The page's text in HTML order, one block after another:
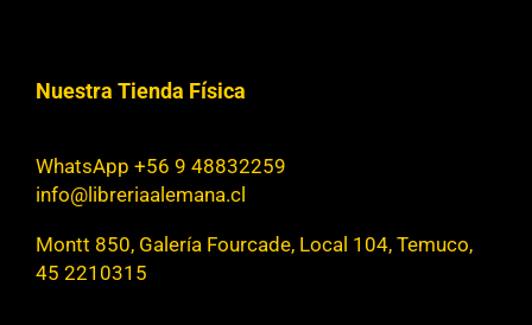
Nuestra Tienda Física
WhatsApp +56 9 48832259
info@libreriaalemana.cl
Montt 850, Galería Fourcade, Local 104, Temuco,
45 2210315